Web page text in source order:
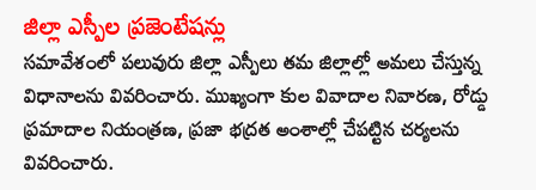
జిల్లా ఎస్పీల ప్రజెంటేషన్లు
సమావేశంలో పలువురు జిల్లా ఎస్పీలు తమ జిల్లాల్లో అమలు చేస్తున్న
విధానాలను వివరించారు. ముఖ్యంగా కుల వివాదాల నివారణ, రోడ్డు
ప్రమాదాల నియంత్రణ, ప్రజా భద్రత అంశాల్లో చేపట్టిన చర్యలను
వివరించారు.